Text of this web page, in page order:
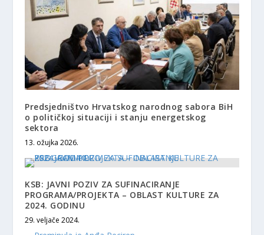
Predsjedništvo Hrvatskog narodnog sabora BiH
o političkoj situaciji i stanju energetskog
sektora
13. ožujka 2026.
KSB: JAVNI POZIV ZA SUFINACIRANJE
PROGRAMA/PROJEKTA – OBLAST KULTURE ZA
2024. GODINU
29. veljače 2024.